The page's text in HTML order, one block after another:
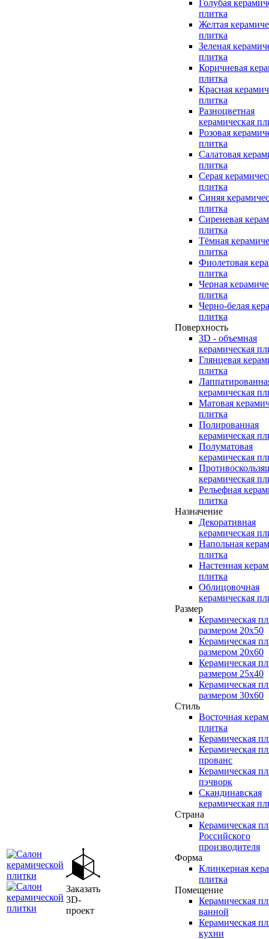
Заказать
3D-
проект
Голубая
плитка
Желтая
плитка
Зеленая
плитка
Коричневая
плитка
Красная
плитка
Разноцветная
керамическая
Розовая
плитка
Салатовая
плитка
Серая
плитка
Синяя
плитка
Сиреневая
плитка
Тёмная
плитка
Фиолетовая
плитка
Черная
плитка
Черно-белая
плитка
Поверхность
3D - объемная
керамическая
Глянцевая
плитка
керамическая
Матовая
плитка
Полированная
керамическая
Полуматовая
керамическая
керамическая
Рельефная
плитка
Назначение
Декоративная
керамическая
Напольная
плитка
Настенная
плитка
Облицовочная
керамическая
Размер
Керамическая
размером 20x50
Керамическая
размером 20x60
Керамическая
размером 25x40
Керамическая
размером 30x60
Стиль
Восточная
плитка
Керамическая
Керамическая
прованс
Керамическая
пэчворк
Скандинавская
керамическая
Страна
Керамическая
Российского
производителя
Форма
Клинкерная
плитка
Помещение
Керамическая
ванной
Керамическая
кухни